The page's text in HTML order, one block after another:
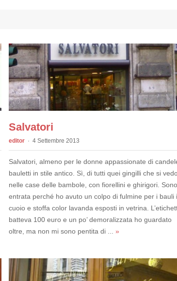
Salvatori
editor 4 Settembre 2013
Salvatori, almeno per le donne appassionate di
bauletti in stile antico. Sì, di tutti quei gingilli che si
nelle case delle bambole, con fiorellini e ghirigori. Sono
entrata perché ho avuto un colpo di fulmine per i bauli
cuoio e stoffa color lavanda esposti in vetrina.
batteva 100 euro e un po’ demoralizzata ho guardato
oltre, ma non mi sono pentita di ... »